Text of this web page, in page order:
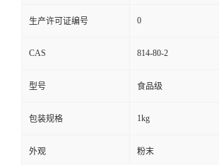
生产许可证编号 0
CAS 814-80-2
型号 食品级
包装规格 1kg
外观 粉末